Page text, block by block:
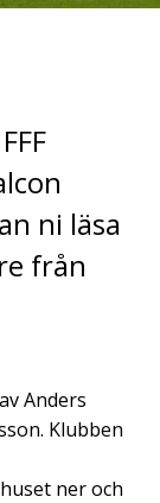
ni läsa
från
Anders
Klubben
ner och